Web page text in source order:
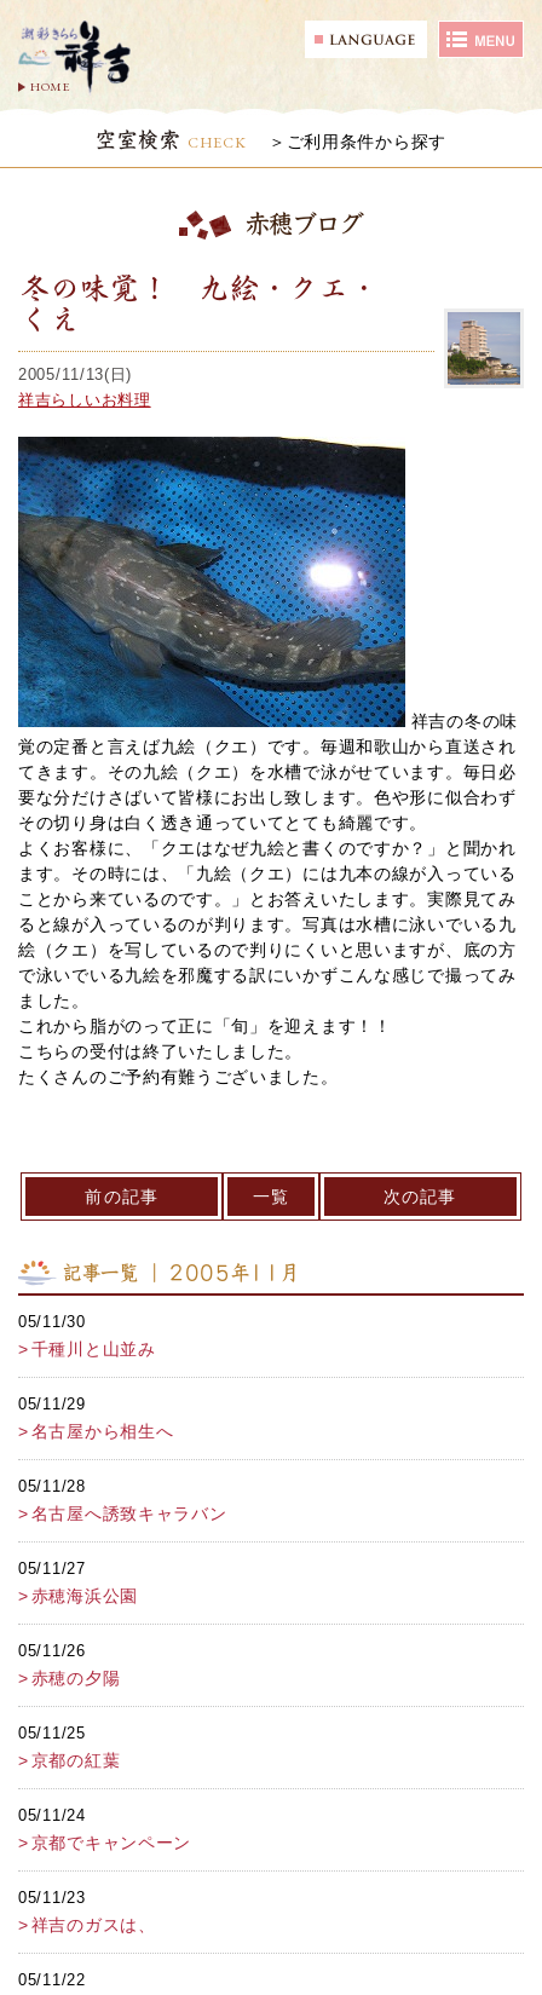
HOME
空室検索 CHECK ご利用条件から探す
赤穂ブログ
冬の味覚！ 九絵・クエ・
くえ
2005/11/13(日)
祥吉らしいお料理
祥吉の冬の味
覚の定番と言えば九絵（クエ）です。毎週和歌山から直送され
てきます。その九絵（クエ）を水槽で泳がせています。毎日必
要な分だけさばいて皆様にお出し致します。色や形に似合わず
その切り身は白く透き通っていてとても綺麗です。
よくお客様に、「クエはなぜ九絵と書くのですか？」と聞かれ
ます。その時には、「九絵（クエ）には九本の線が入っている
ことから来ているのです。」とお答えいたします。実際見てみ
ると線が入っているのが判ります。写真は水槽に泳いでいる九
絵（クエ）を写しているので判りにくいと思いますが、底の方
で泳いでいる九絵を邪魔する訳にいかずこんな感じで撮ってみ
ました。
これから脂がのって正に「旬」を迎えます！！
こちらの受付は終了いたしました。
たくさんのご予約有難うございました。
前の記事 一覧 次の記事
記事一覧 ｜ 2005年11月
05/11/30
千種川と山並み
05/11/29
名古屋から相生へ
05/11/28
名古屋へ誘致キャラバン
05/11/27
赤穂海浜公園
05/11/26
赤穂の夕陽
05/11/25
京都の紅葉
05/11/24
京都でキャンペーン
05/11/23
祥吉のガスは、
05/11/22